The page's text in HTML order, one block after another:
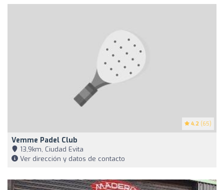
4.2 (65)
Vemme Padel Club
13,9km, Ciudad Evita
Ver dirección y datos de contacto